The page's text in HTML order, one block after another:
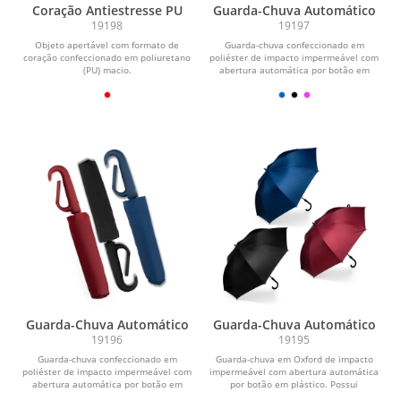
Coração Antiestresse PU
19198
Objeto apertável com formato de
coração confeccionado em poliuretano
(PU) macio.
Guarda-Chuva Automático
19197
Guarda-chuva confeccionado em
poliéster de impacto impermeável com
abertura automática por botão em
Guarda-Chuva Automático
19196
Guarda-chuva confeccionado em
poliéster de impacto impermeável com
abertura automática por botão em
Guarda-Chuva Automático
19195
Guarda-chuva em Oxford de impacto
impermeável com abertura automática
por botão em plástico. Possui